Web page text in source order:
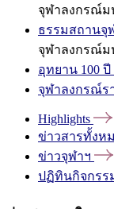
จุฬาลงกรณ์ม
ธรรมสถานจุ
จุฬาลงกรณ์ม
อุทยาน 100 ปี
จุฬาลงกรณ์ร
Highlights
ข่าวสารทั้งห
ข่าวจุฬาฯ
ปฏิทินกิจกรร